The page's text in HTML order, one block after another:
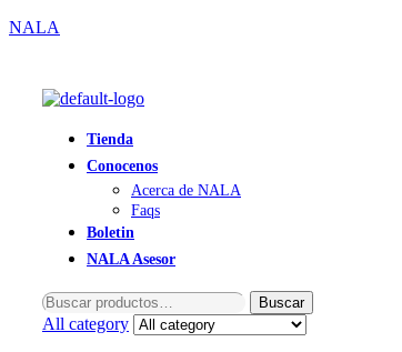
NALA
Tienda
Conocenos
Acerca de NALA
Faqs
Boletin
NALA Asesor
Buscar
por:
Buscar
All category